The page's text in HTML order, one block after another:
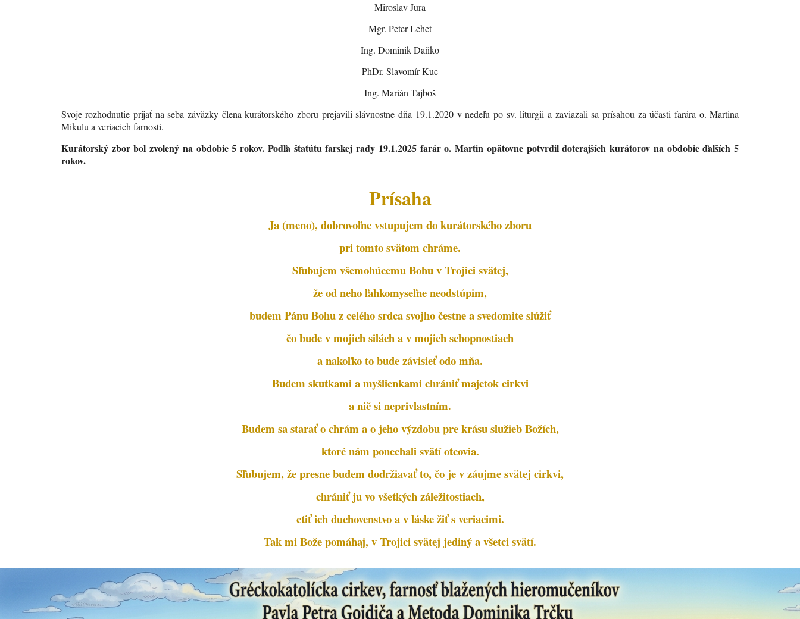
Miroslav Jura
Mgr. Peter Lehet
Ing. Dominik Daňko
PhDr. Slavomír Kuc
Ing. Marián Tajboš
Svoje rozhodnutie prijať na seba záväzky člena kurátorského zboru prejavili slávnostne dňa 19.1.2020 v nedeľu po sv. liturgii a zaviazali sa prísahou za účasti farára o. Martina
Mikulu a veriacich farnosti.
Kurátorský zbor bol zvolený na obdobie 5 rokov. Podľa štatútu farskej rady 19.1.2025 farár o. Martin opätovne potvrdil doterajších kurátorov na obdobie ďalších 5
rokov.
Prísaha
Ja (meno), dobrovoľne vstupujem do kurátorského zboru
pri tomto svätom chráme.
Sľubujem všemohúcemu Bohu v Trojici svätej,
že od neho ľahkomyseľne neodstúpim,
budem Pánu Bohu z celého srdca svojho čestne a svedomite slúžiť
čo bude v mojich silách a v mojich schopnostiach
a nakoľko to bude závisieť odo mňa.
Budem skutkami a myšlienkami chrániť majetok cirkvi
a nič si neprivlastním.
Budem sa starať o chrám a o jeho výzdobu pre krásu služieb Božích,
ktoré nám ponechali svätí otcovia.
Sľubujem, že presne budem dodržiavať to, čo je v záujme svätej cirkvi,
chrániť ju vo všetkých záležitostiach,
ctiť ich duchovenstvo a v láske žiť s veriacimi.
Tak mi Bože pomáhaj, v Trojici svätej jediný a všetci svätí.